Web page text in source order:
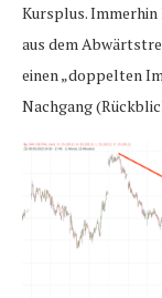
Kursplus. Immerhin
aus dem
einen „doppelten
Nachgang